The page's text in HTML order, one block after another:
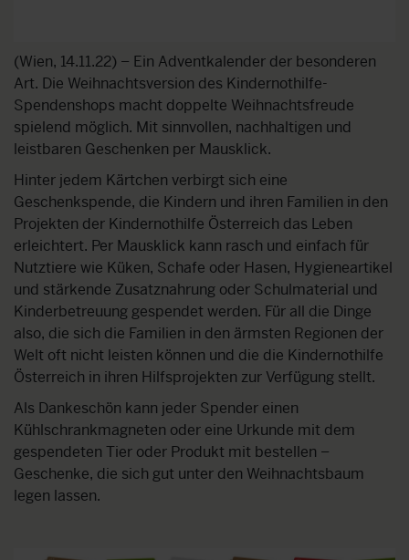
(Wien, 14.11.22) – Ein Adventkalender der besonderen
Art. Die Weihnachtsversion des Kindernothilfe-
Spendenshops macht doppelte Weihnachtsfreude
spielend möglich. Mit sinnvollen, nachhaltigen und
leistbaren Geschenken per Mausklick.
Hinter jedem Kärtchen verbirgt sich eine
Geschenkspende, die Kindern und ihren Familien in den
Projekten der Kindernothilfe Österreich das Leben
erleichtert. Per Mausklick kann rasch und einfach für
Nutztiere wie Küken, Schafe oder Hasen, Hygieneartikel
und stärkende Zusatznahrung oder Schulmaterial und
Kinderbetreuung gespendet werden. Für all die Dinge
also, die sich die Familien in den ärmsten Regionen der
Welt oft nicht leisten können und die die Kindernothilfe
Österreich in ihren Hilfsprojekten zur Verfügung stellt.
Als Dankeschön kann jeder Spender einen
Kühlschrankmagneten oder eine Urkunde mit dem
gespendeten Tier oder Produkt mit bestellen –
Geschenke, die sich gut unter den Weihnachtsbaum
legen lassen.